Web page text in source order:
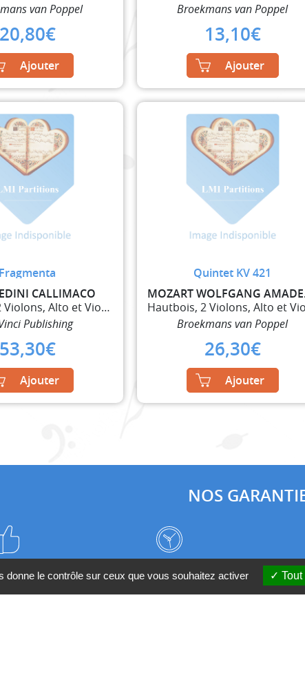
van Poppel
20,80€
Ajouter
Broekmans van Poppel
13,10€
Ajouter
Fragmenta
CALLIMACO
Hautbois, 2 Violons, Alto et Violoncelle
Publishing
53,30€
Ajouter
Quintet KV 421
Broekmans van Poppel
26,30€
Ajouter
NOS
du web Frais
donne le contrôle sur ceux que vous souhaitez activer